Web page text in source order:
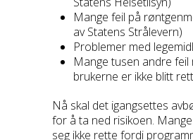
Mange feil på
av Statens Strålevern)
Problemer med
Mange tusen andre feil
brukerne er ikke blitt
Nå skal det igangsettes
for å ta ned risikoen.
seg ikke rette fordi